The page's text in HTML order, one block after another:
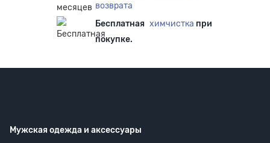
возврата
Бесплатная химчистка при
покупке.
Мужская одежда и аксессуары